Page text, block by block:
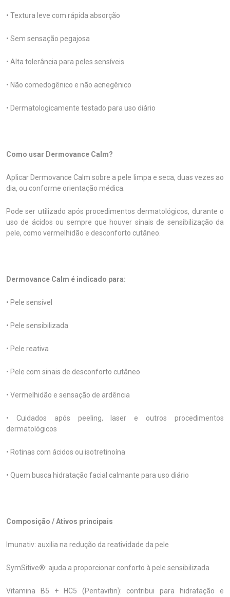
• Textura leve com rápida absorção
• Sem sensação pegajosa
• Alta tolerância para peles sensíveis
• Não comedogênico e não acnegênico
• Dermatologicamente testado para uso diário
Como usar Dermovance Calm?
Aplicar Dermovance Calm sobre a pele limpa e seca, duas vezes ao
dia, ou conforme orientação médica.
Pode ser utilizado após procedimentos dermatológicos, durante o
uso de ácidos ou sempre que houver sinais de sensibilização da
pele, como vermelhidão e desconforto cutâneo.
Dermovance Calm é indicado para:
• Pele sensível
• Pele sensibilizada
• Pele reativa
• Pele com sinais de desconforto cutâneo
• Vermelhidão e sensação de ardência
• Cuidados após peeling, laser e outros procedimentos
dermatológicos
• Rotinas com ácidos ou isotretinoína
• Quem busca hidratação facial calmante para uso diário
Composição / Ativos principais
Imunativ: auxilia na redução da reatividade da pele
SymSitive®: ajuda a proporcionar conforto à pele sensibilizada
Vitamina B5 + HC5 (Pentavitin): contribui para hidratação e